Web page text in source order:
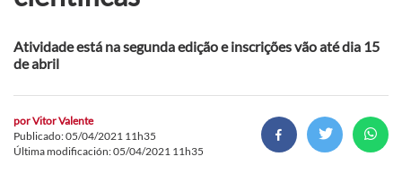
Atividade está na segunda edição e inscrições vão até dia 15
de abril
porVitor Valente
Publicado: 05/04/2021 11h35
Última modificación: 05/04/2021 11h35